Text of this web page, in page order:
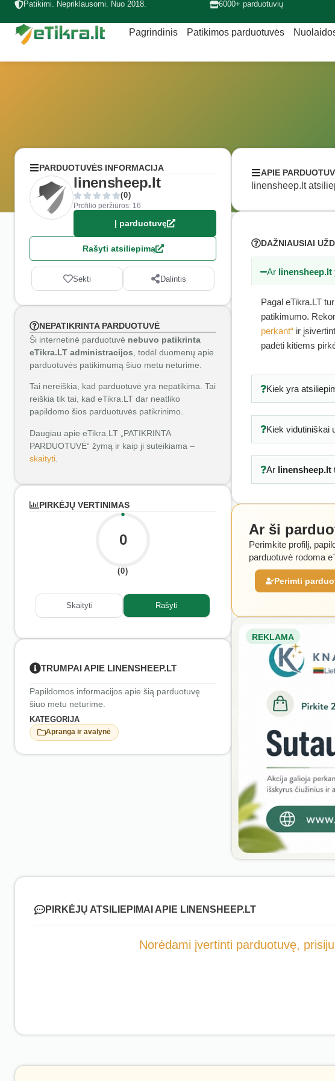
Patikimi. Nepriklausomi. Nuo 2018. 6000+ parduotuvių
Pagrindinis Patikimos parduotuvės
PARDUOTUVĖS INFORMACIJA
linensheep.lt
(0)
Profilio peržiūros: 16
Į parduotuvę
Rašyti atsiliepimą
Sekti Dalintis
NEPATIKRINTA PARDUOTUVĖ
Ši internetinė parduotuvė nebuvo patikrinta
eTikra.LT administracijos , todėl duomenų apie
parduotuvės patikimumą šiuo metu neturime.
Tai nereiškia, kad parduotuvė yra nepatikima. Tai
reiškia tik tai, kad eTikra.LT dar neatliko
papildomo šios parduotuvės patikrinimo.
Daugiau apie eTikra.LT „PATIKRINTA
PARDUOTUVĖ“ žymą ir kaip ji suteikiama –
skaityti
PIRKĖJŲ VERTINIMAS
0
(0)
Skaityti Rašyti
TRUMPAI APIE LINENSHEEP.LT
Papildomos informacijos apie šią parduotuvę
šiuo metu neturime.
KATEGORIJA
Apranga ir avalynė
APIE
linensheep.lt
DAŽNIAUSIAI
Ar linensheep.lt
Pagal eTikra.LT
patikimumo.
perkant“ ir
padėti kitiems
Kiek yra
Kiek vidutiniškai
Ar linensheep.lt
Ar ši
Perimkite profilį,
parduotuvė rodoma
Perimti
REKLAMA
PIRKĖJŲ ATSILIEPIMAI APIE LINENSHEEP.LT
Norėdami įvertinti parduotuvę,